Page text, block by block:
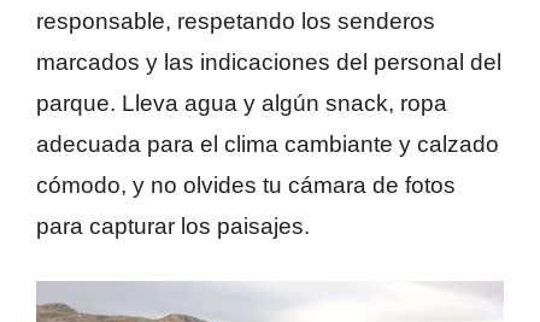
responsable, respetando los senderos
marcados y las indicaciones del personal del
parque. Lleva agua y algún snack, ropa
adecuada para el clima cambiante y calzado
cómodo, y no olvides tu cámara de fotos
para capturar los paisajes.